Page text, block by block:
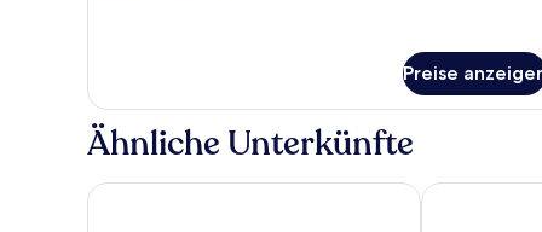
1 King-
Bett
und
Schlafsofa,
Nichtraucher
Preise
Ähnliche Unterkünfte
HOTEL 10 Hyatt Centric